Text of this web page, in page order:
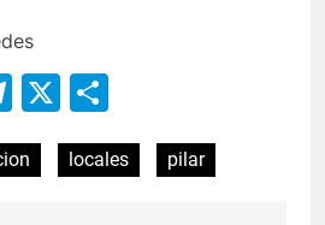
Telegram
X
locales pilar